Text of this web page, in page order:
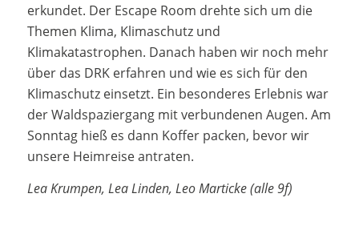
erkundet. Der Escape Room drehte sich um die
Themen Klima, Klimaschutz und
Klimakatastrophen. Danach haben wir noch mehr
über das DRK erfahren und wie es sich für den
Klimaschutz einsetzt. Ein besonderes Erlebnis war
der Waldspaziergang mit verbundenen Augen. Am
Sonntag hieß es dann Koffer packen, bevor wir
unsere Heimreise antraten.
Lea Krumpen, Lea Linden, Leo Marticke (alle 9f)